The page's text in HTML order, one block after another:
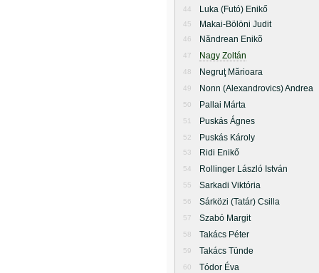
44 Luka (Futó) Enikő
45 Makai-Bölöni Judit
46 Năndrean Enikõ
47 Nagy Zoltán
48 Negruţ Mărioara
49 Nonn (Alexandrovics) Andrea
50 Pallai Márta
51 Puskás Ágnes
52 Puskás Károly
53 Ridi Enikő
54 Rollinger László István
55 Sarkadi Viktória
56 Sárközi (Tatár) Csilla
57 Szabó Margit
58 Takács Péter
59 Takács Tünde
60 Tódor Éva